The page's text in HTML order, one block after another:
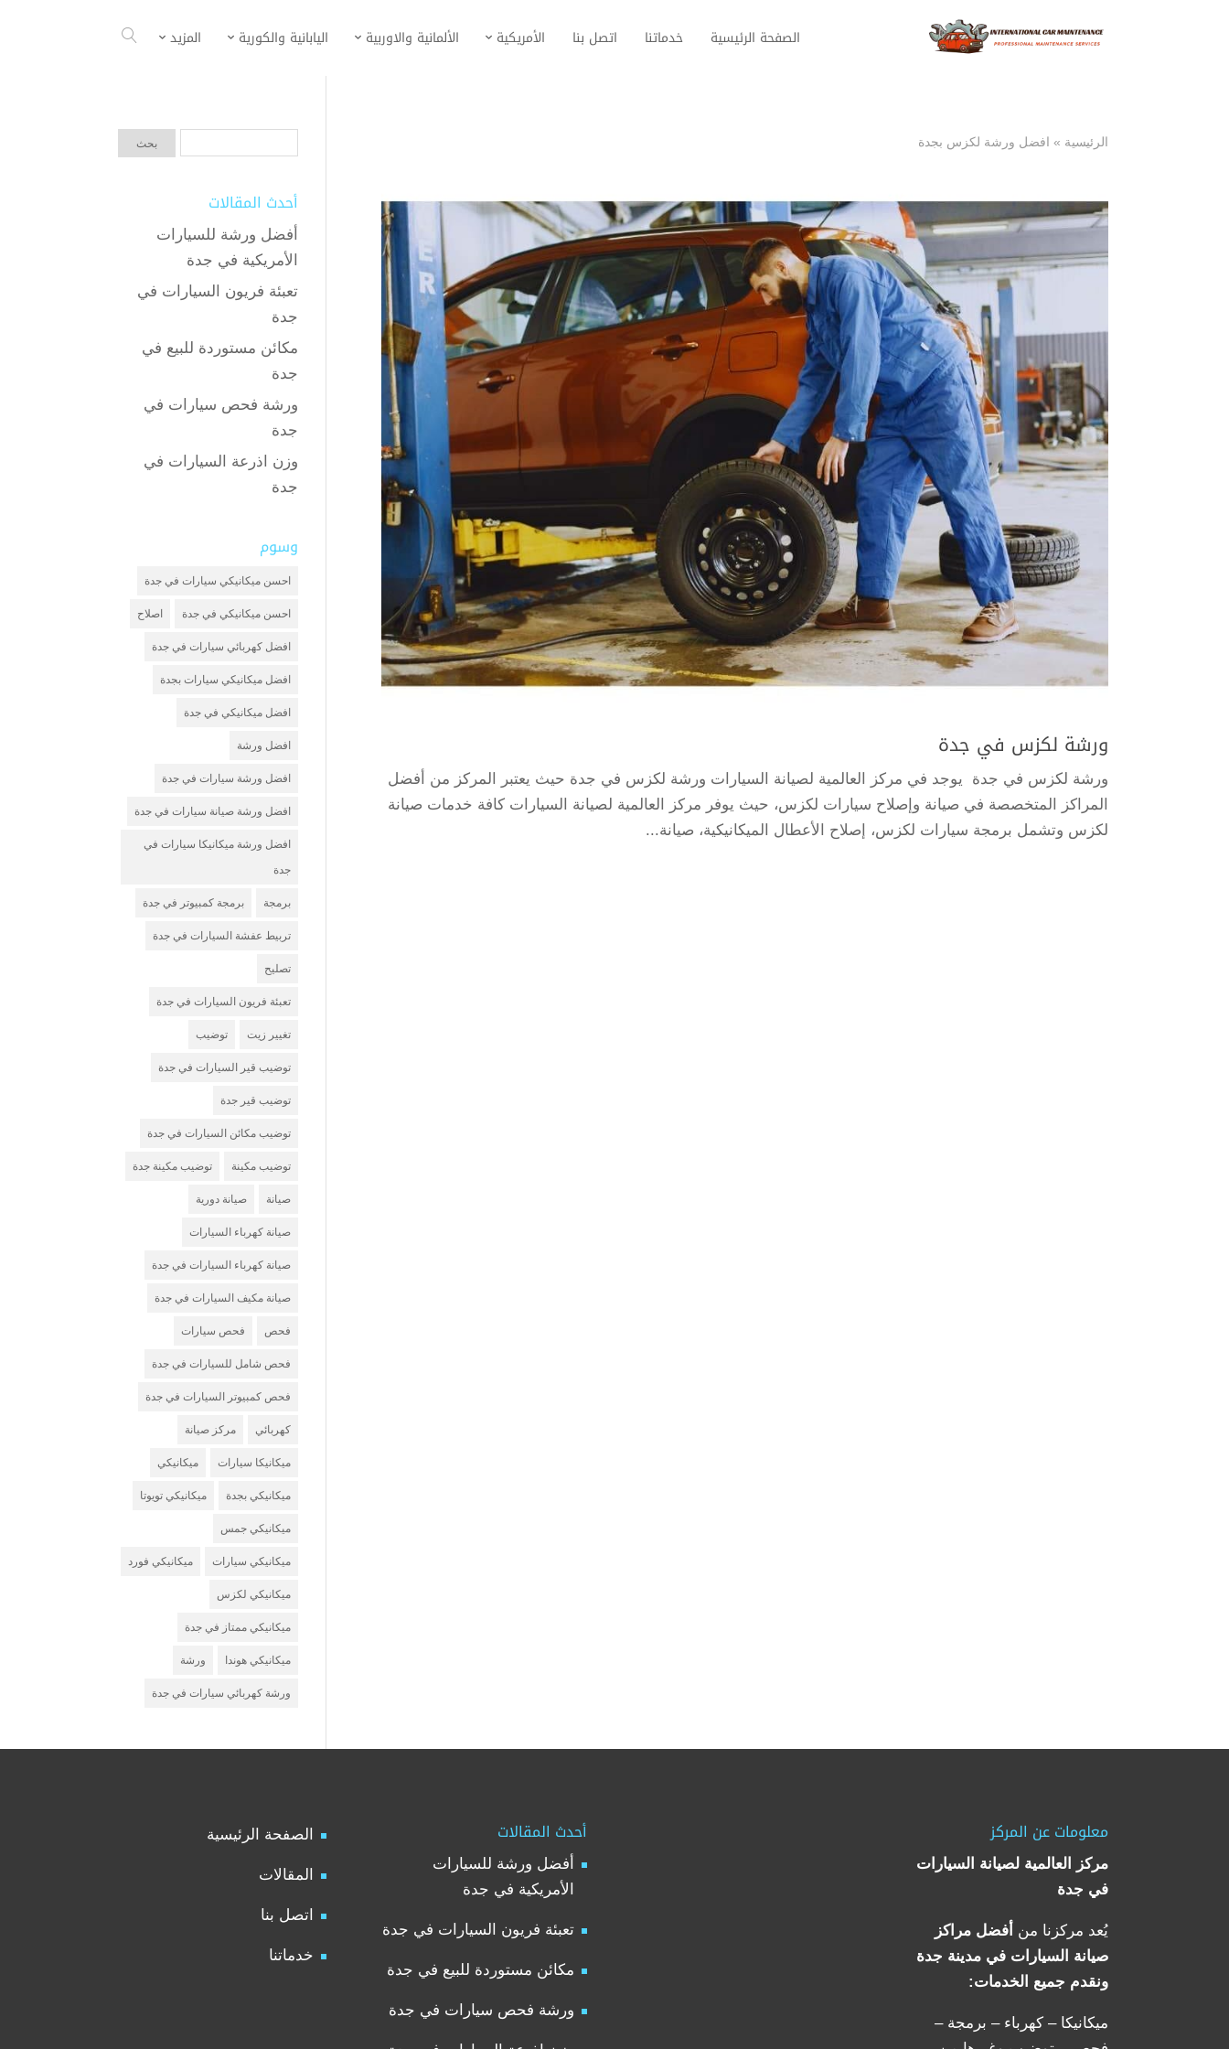
الصفحة الرئيسية خدماتنا اتصل بنا الأمريكية الألمانية والاوربية اليابانية والكورية المزيد
الرئيسية » افضل ورشة لكزس بجدة
ورشة لكزس في جدة
ورشة لكزس في جدة يوجد في مركز العالمية لصيانة السيارات ورشة لكزس في جدة حيث يعتبر المركز من أفضل
المراكز المتخصصة في صيانة وإصلاح سيارات لكزس، حيث يوفر مركز العالمية لصيانة السيارات كافة خدمات صيانة
لكزس وتشمل برمجة سيارات لكزس، إصلاح الأعطال الميكانيكية، صيانة...
أحدث المقالات
أفضل ورشة للسيارات
الأمريكية في جدة
تعبئة فريون السيارات في
جدة
مكائن مستوردة للبيع في
جدة
ورشة فحص سيارات في
جدة
وزن اذرعة السيارات في
جدة
وسوم
احسن ميكانيكي سيارات في جدة
احسن ميكانيكي في جدة اصلاح
افضل كهربائي سيارات في جدة
افضل ميكانيكي سيارات بجدة
افضل ميكانيكي في جدة
افضل ورشة
افضل ورشة سيارات في جدة
افضل ورشة صيانة سيارات في جدة
افضل ورشة ميكانيكا سيارات في
جدة
برمجة برمجة كمبيوتر في جدة
تربيط عفشة السيارات في جدة
تصليح
تعبئة فريون السيارات في جدة
تغيير زيت توضيب
توضيب قير السيارات في جدة
توضيب قير جدة
توضيب مكائن السيارات في جدة
توضيب مكينة توضيب مكينة جدة
صيانة صيانة دورية
صيانة كهرباء السيارات
صيانة كهرباء السيارات في جدة
صيانة مكيف السيارات في جدة
فحص فحص سيارات
فحص شامل للسيارات في جدة
فحص كمبيوتر السيارات في جدة
كهربائي مركز صيانة
ميكانيكا سيارات ميكانيكي
ميكانيكي بجدة ميكانيكي تويوتا
ميكانيكي جمس
ميكانيكي سيارات ميكانيكي فورد
ميكانيكي لكزس
ميكانيكي ممتاز في جدة
ميكانيكي هوندا ورشة
ورشة كهربائي سيارات في جدة
معلومات عن المركز
مركز العالمية لصيانة السيارات
في جدة
يُعد مركزنا من أفضل مراكز
صيانة السيارات في مدينة جدة
ونقدم جميع الخدمات:
ميكانيكا – كهرباء – برمجة –
أحدث المقالات
أفضل ورشة للسيارات
الأمريكية في جدة
تعبئة فريون السيارات في جدة
مكائن مستوردة للبيع في جدة
ورشة فحص سيارات في جدة
الصفحة الرئيسية
المقالات
اتصل بنا
خدماتنا